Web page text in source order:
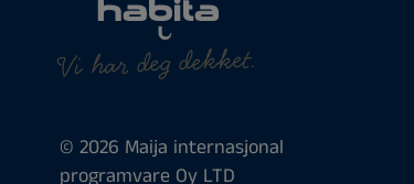
Vi har deg dekket.
© 2026 Maija internasjonal
programvare Oy LTD